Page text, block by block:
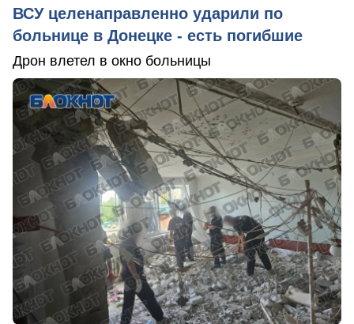
ВСУ целенаправленно ударили по
больнице в Донецке - есть погибшие
Дрон влетел в окно больницы